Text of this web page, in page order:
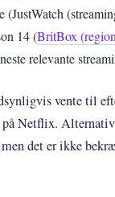
14 (BritBox
relevante
vente til
på Netflix.
det er ikke